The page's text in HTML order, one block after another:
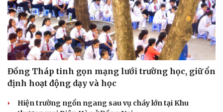
Đồng Tháp tinh gọn mạng lưới trường học, giữ ổn
định hoạt động dạy và học
Hiện trường ngổn ngang sau vụ cháy lớn tại Khu